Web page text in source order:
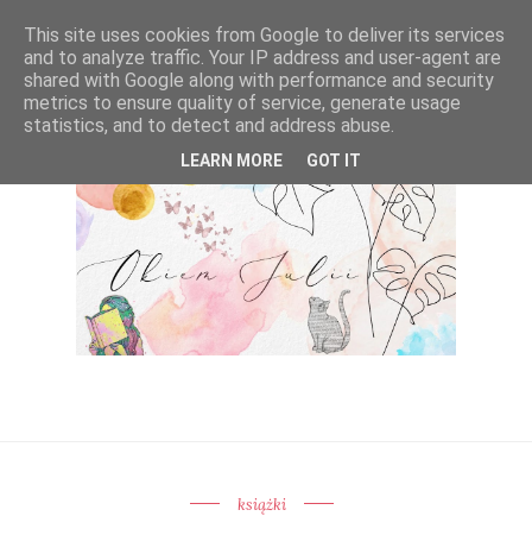
książki
This site uses cookies from Google to deliver its services
and to analyze traffic. Your IP address and user-agent are
shared with Google along with performance and security
metrics to ensure quality of service, generate usage
statistics, and to detect and address abuse.
LEARN MORE GOT IT